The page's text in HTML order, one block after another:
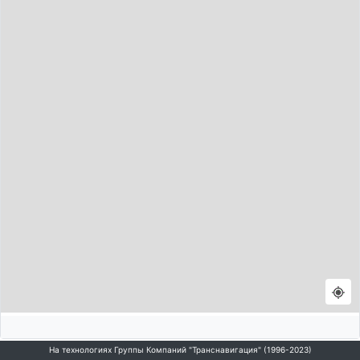
На технологиях Группы Компаний "Транснавигация" (1996-2023)